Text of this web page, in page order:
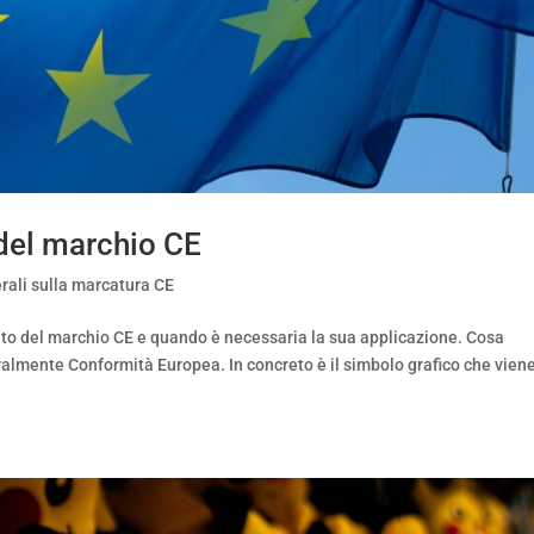
marchio CE
sulla marcatura CE
del marchio CE e quando è necessaria la sua applicazione. Cosa
Conformità Europea. In concreto è il simbolo grafico che